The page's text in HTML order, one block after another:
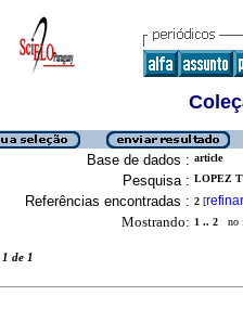
Base de dados : article
Pesquisa : LOPEZ
Referências encontradas : 2 [refinar
Mostrando: 1 .. 2 no
de 1